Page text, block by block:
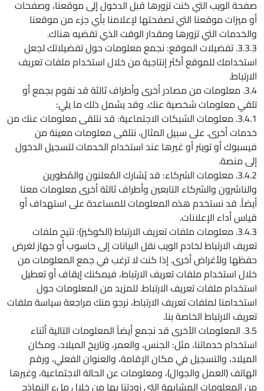
صفحة الويب التي كنت تزورها قبل الدخول إلى موقعنا، وصفحات
أو ميزات موقعنا التي تصفحتها لإعلامنا بأي جزء من موقعنا
والخدمات التي تزورها ومقدار الوقت الذي تقضيه هناك.
3.3.3. تفضيلات الموقع: نجمع معلومات حول تفضيلاتك لجعل
استخدامك للموقع أكثر إنتاجية من خلال استخدام ملفات تعريف
الارتباط.
3.4. معلومات من مصادر أخرى وأطراف ثالثة قد نقوم بجمع أو
تلقي معلومات شخصية عنك. وقد يشمل ذلك ما يلي:
3.4.1. معلومات الشبكات الاجتماعية: قد نتلقى معلومات عنك من
خدمات أخرى. على سبيل المثال، نتلقى معلومات معينة من
فيسبوك أو تويتر أو غيرها عند استخدام الخدمات لتسجيل الدخول
إلى منصة.
3.4.2. معلومات الشركاء: قد يُشارك المُعلنون والمُطورين
والناشرون والشركاء التابعين وأطراف ثالثة أخرى معلومات معنا
أيضاً. قد نستخدم هذه المعلومات للمساعدة على استهداف أو
قياس أداء الإعلانات.
3.4.3. معلومات ملفات تعريف الارتباط (الكوكيز): تتيح ملفات
تعريف الارتباط لخادم الويب نقل البيانات إلى حاسوب أو جهاز لغرض
حفظها ولأغراض أخرى. إذا كنت لا ترغب في جمع المعلومات من
خلال استخدام ملفات تعريف الارتباط، فيمكنك إيقاف أو تعطيل
استخدام ملفات تعريف الارتباط. للمزيد من المعلومات حول
استخدامنا لملفات تعريف الارتباط، نرجو منك مراجعة سياسة ملفات
تعريف الارتباط الخاصة بنا.
3.5. المعلومات الأخرى قد نجمع أيضاً المعلومات التالية أثناء
استخدام خدماتنا، مثل: الجنس، والعمر، وتاريخ الميلاد، ومكان
الميلاد، والتسجيل في مكان الإقامة، والعنوان الفعلي، ورقم
الهاتف (العمل والجوال)، ومعلومات عن الحالة الاجتماعية، وغيرها
من المعلومات المشابهة التي زودتنا بها من خلال ملء النماذج